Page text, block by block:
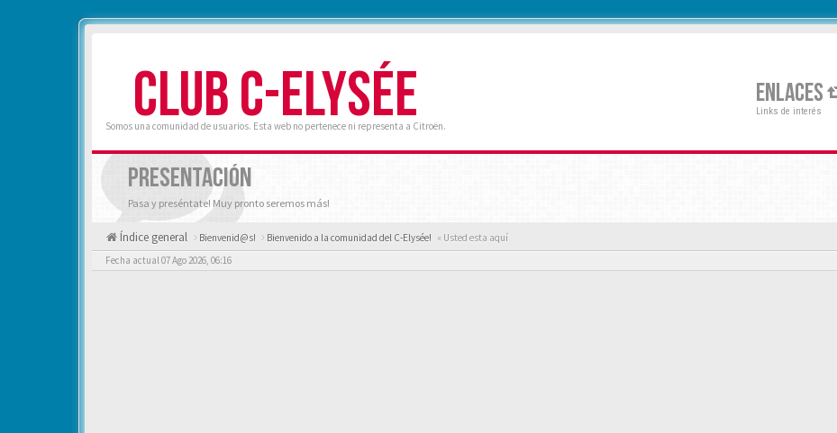
CLUB C-ELYSÉE
Somos una comunidad de usuarios. Esta web no pertenece ni representa a Citroën.
ENLACES
Links de interés
PRESENTACIÓN
Pasa y preséntate! Muy pronto seremos más!
Índice general Bienvenid@s! Bienvenido a la comunidad del C-Elysée! « Usted esta aquí
Fecha actual 07 Ago 2026, 06:16